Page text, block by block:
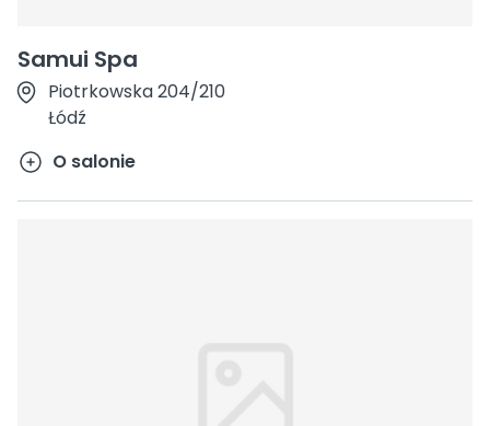
Samui Spa
Piotrkowska 204/210
Łódź
O salonie